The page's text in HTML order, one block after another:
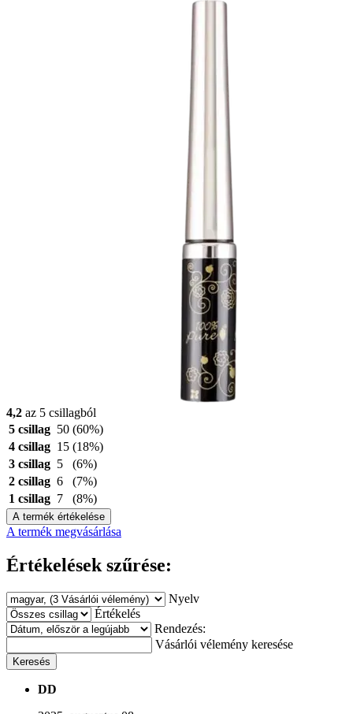
4,2 az 5 csillagból
5 csillag 50 (60%)
4 csillag 15 (18%)
3 csillag 5
(6%)
2 csillag 6
(7%)
1 csillag 7 (8%)
A termék értékelése
A termék megvásárlása
Értékelések szűrése:
Nyelv
Értékelés
Rendezés:
Vásárlói vélemény keresése
Keresés
DD